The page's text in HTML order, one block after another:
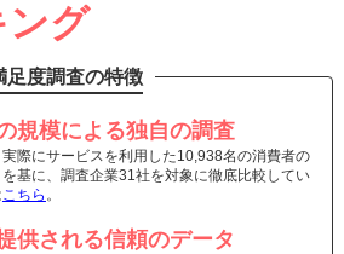
ング
足度調査の特徴
規模による独自の調査
際にサービスを利用した10,938名の消費者の
基に、調査企業31社を対象に徹底比較してい
こちら 。
供される信頼のデータ